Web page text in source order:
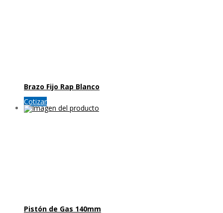
Brazo Fijo Rap Blanco
Cotizar
Pistón de Gas 140mm